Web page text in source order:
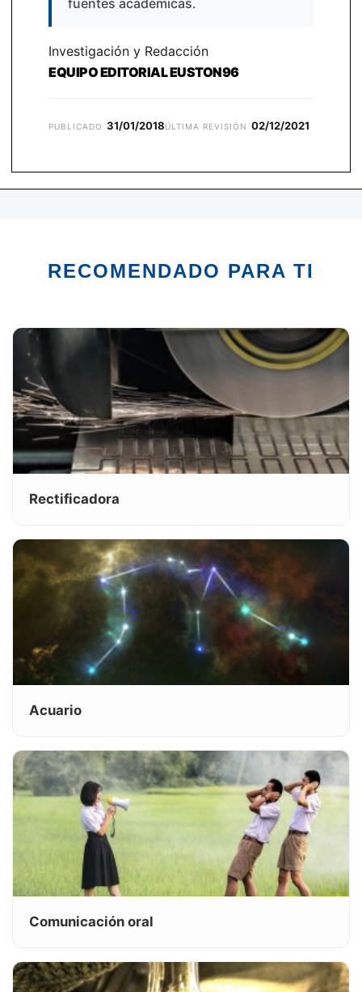
Investigación y Redacción
EQUIPO EDITORIAL EUSTON96
PUBLICADO 31/01/2018ÚLTIMA REVISIÓN 02/12/2021
RECOMENDADO PARA TI
Rectificadora
Acuario
Comunicación oral